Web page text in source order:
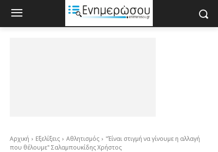
Αρχική Εξελίξεις Αθλητισμός
"Έίναι στιγμή να γίνουμε η αλλαγή
που θέλουμε" Σαλαμπουκίδης Χρήστος